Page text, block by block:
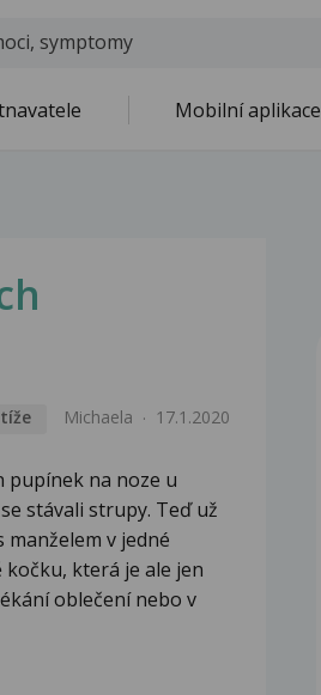
Mobilní aplikace
Michaela 17.1.2020
pupínek na noze u
stávali strupy. Teď už
manželem v jedné
která je ale jen
oblečení nebo v